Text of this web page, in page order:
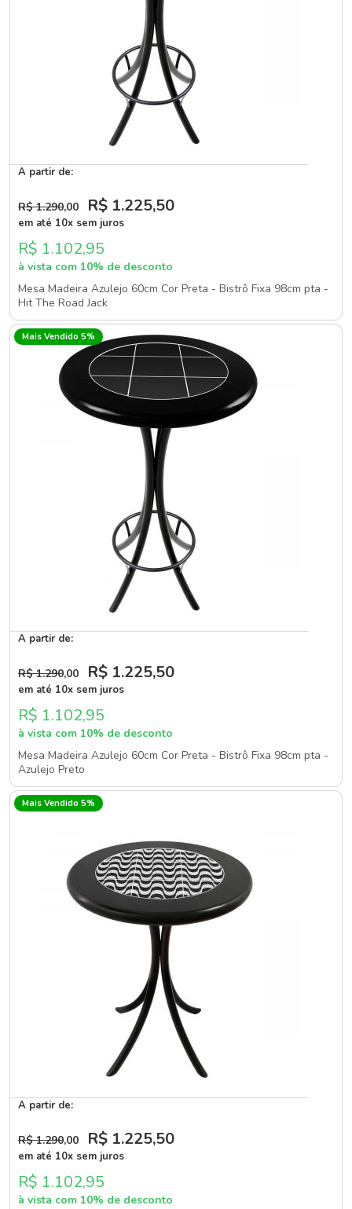
A partir de:
R$ 1.290,00 R$ 1.225,50
em até 10x sem juros
R$ 1.102,95
à vista com 10% de desconto
Mesa Madeira Azulejo 60cm Cor Preta - Bistrô Fixa 98cm pta -
Hit The Road Jack
Mais Vendido 5%
A partir de:
R$ 1.290,00 R$ 1.225,50
em até 10x sem juros
R$ 1.102,95
à vista com 10% de desconto
Mesa Madeira Azulejo 60cm Cor Preta - Bistrô Fixa 98cm pta -
Azulejo Preto
Mais Vendido 5%
A partir de:
R$ 1.290,00 R$ 1.225,50
em até 10x sem juros
R$ 1.102,95
à vista com 10% de desconto